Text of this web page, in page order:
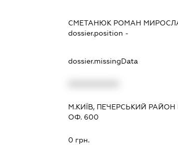
СМЕТАНЮК РОМАН
dossier.position -
dossier.missingData
М.КИЇВ, ПЕЧЕРСЬКИЙ РАЙОН
ОФ. 600
0 грн.